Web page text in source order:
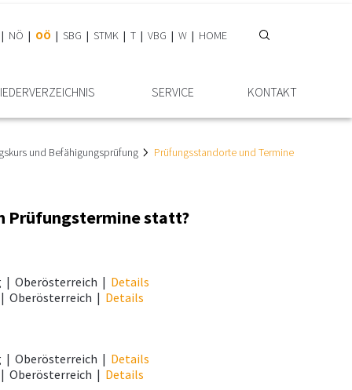
NÖ OÖ SBG STMK T VBG W HOME
SERVICE KONTAKT
und Befähigungsprüfung Prüfungsstandorte und Termine
Prüfungstermine statt?
|Oberösterreich | Details
|Oberösterreich | Details
|Oberösterreich | Details
|Oberösterreich | Details